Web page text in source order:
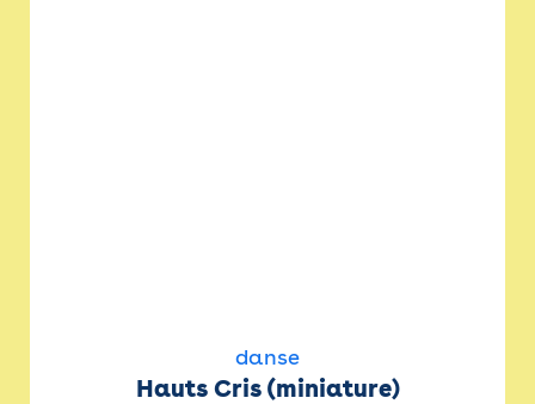
danse
Hauts Cris (miniature)